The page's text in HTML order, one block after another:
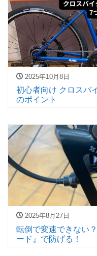
2025年10月8日
初心者向け クロスバ
のポイント
2025年8月27日
転倒で変速できない
ード』で防げる！